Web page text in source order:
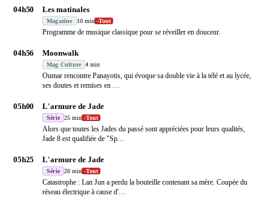
04h50 Les matinales
Magazine 10 min -Tout
Programme de musique classique pour se réveiller en douceur.
04h56 Moonwalk
Mag Culture 4 min
Oumar rencontre Panayotis, qui évoque sa double vie à la télé et au lycée,
ses doutes et remises en …
05h00 L'armure de Jade
Série 25 min -Tout
Alors que toutes les Jades du passé sont appréciées pour leurs qualités,
Jade 8 est qualifiée de "Sp…
05h25 L'armure de Jade
Série 20 min -Tout
Catastrophe : Lan Jun a perdu la bouteille contenant sa mère. Coupée du
réseau électrique à cause d'…